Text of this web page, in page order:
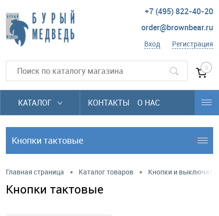
+7 (495) 822-40-20
order@brownbear.ru
Вход Регистрация
0
КАТАЛОГ КОНТАКТЫ О НАС
Кнопки тактовые
Главная страница • Каталог товаров • Кнопки и
Кнопки тактовые